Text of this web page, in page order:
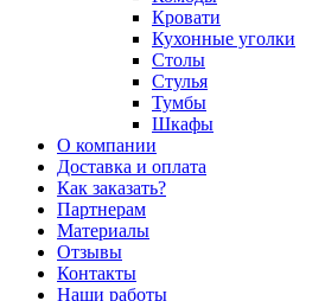
Кровати
Кухонные уголки
Столы
Стулья
Тумбы
Шкафы
О компании
Доставка и оплата
Как заказать?
Партнерам
Материалы
Отзывы
Контакты
Наши работы